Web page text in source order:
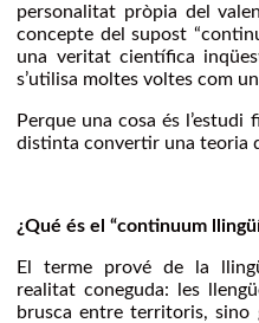
personalitat pròpia del
concepte del supost
una veritat científica
s’utilisa moltes voltes com
Perque una cosa és
distinta convertir una teoria
¿Qué és el “continuum
El terme prové de la
realitat coneguda: les
brusca entre territoris, sino